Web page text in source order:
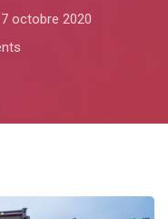
7 octobre 2020